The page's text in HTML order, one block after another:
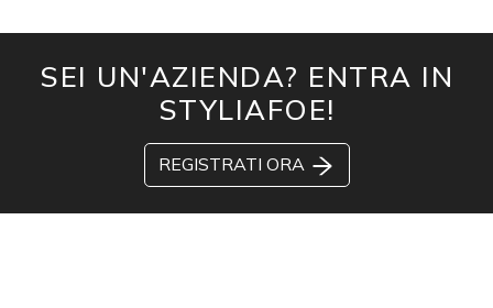
SEI UN'AZIENDA? ENTRA IN
STYLIAFOE!
REGISTRATI ORA